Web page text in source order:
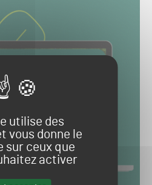
utilise des
vous donne le
sur ceux que
activer